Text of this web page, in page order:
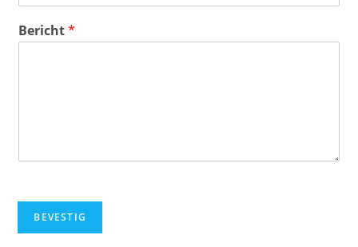
Bericht*
BEVESTIG